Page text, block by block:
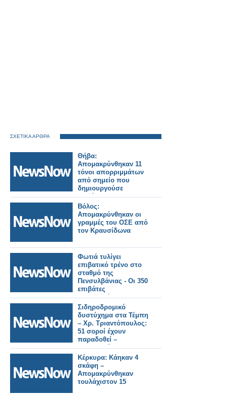
ΣΧΕΤΙΚΑ ΑΡΘΡΑ
Θήβα:
Απομακρύνθηκαν 11
τόνοι απορριμμάτων
από σημείο που
δημιουργούσε
κινδύνους για το
σιδηρόδρομο.
Βόλος:
Απομακρύνθηκαν οι
γραμμές του ΟΣΕ από
τον Κραυσίδωνα
Φωτιά τυλίγει
επιβατικό τρένο στο
σταθμό της
Πενσυλβάνιας - Οι 350
επιβάτες
απομακρύνθηκαν.
Βίντεο.
Σιδηροδρομικό
δυστύχημα στα Τέμπη
– Χρ. Τριαντόπουλος:
51 σοροί έχουν
παραδοθεί –
Απομακρύνθηκαν 24
βαγόνια 2.000 τόνων
Κέρκυρα: Κάηκαν 4
σκάφη –
Απομακρύνθηκαν
τουλάχιστον 15